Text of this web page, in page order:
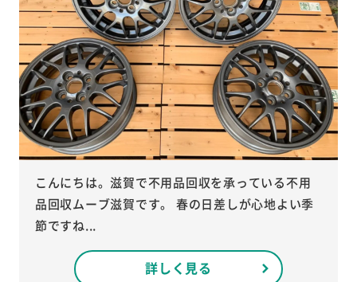
こんにちは。滋賀で不用品回収を承っている不用
品回収ムーブ滋賀です。 春の日差しが心地よい季
節ですね...
詳しく見る